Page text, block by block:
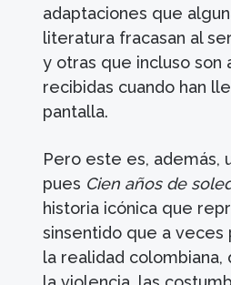
adaptaciones que
literatura fracasan al
y otras que incluso son
recibidas cuando han
pantalla.
Pero este es, además,
pues Cien años de
historia icónica que
sinsentido que a veces
la realidad